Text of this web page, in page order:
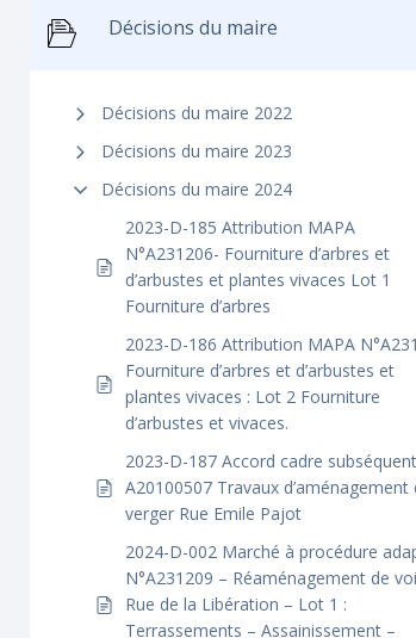
Décisions du maire
Décisions du maire 2022
Décisions du maire 2023
Décisions du maire 2024
2023-D-185 Attribution MAPA
N°A231206- Fourniture d’arbres et
d’arbustes et plantes vivaces Lot 1
Fourniture d’arbres
2023-D-186 Attribution MAPA
Fourniture d’arbres et d’arbustes et
plantes vivaces : Lot 2 Fourniture
d’arbustes et vivaces.
2023-D-187 Accord cadre subséquent
A20100507 Travaux d’aménagement
verger Rue Emile Pajot
2024-D-002 Marché à procédure
N°A231209 – Réaménagement de
Rue de la Libération – Lot 1 :
Terrassements – Assainissement –